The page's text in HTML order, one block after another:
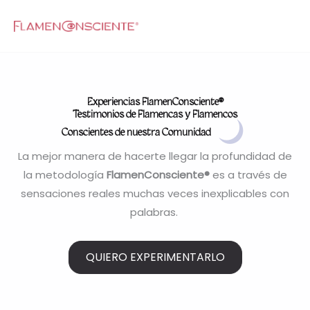
Experiencias FlamenConsciente®
Testimonios de Flamencas y Flamencos
Conscientes de nuestra Comunidad
La mejor manera de hacerte llegar la profundidad de
la metodología FlamenConsciente®es a través de
sensaciones reales muchas veces inexplicables con
palabras.
QUIERO EXPERIMENTARLO